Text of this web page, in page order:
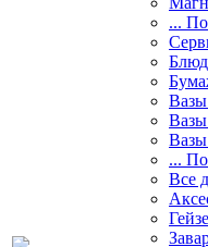
...
Вазы
...
Все